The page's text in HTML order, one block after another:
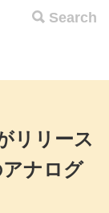
Search
リリース
ナログ